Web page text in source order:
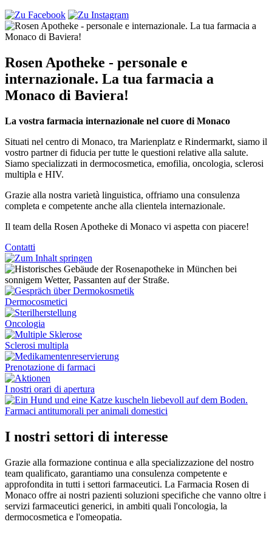
Rosen Apotheke - personale e
internazionale. La tua farmacia a
Monaco di Baviera!
La vostra farmacia internazionale nel cuore di Monaco
Situati nel centro di Monaco, tra Marienplatz e Rindermarkt, siamo il
vostro partner di fiducia per tutte le questioni relative alla salute.
Siamo specializzati in dermocosmetica, emofilia, oncologia, sclerosi
multipla e HIV.
Grazie alla nostra varietà linguistica, offriamo una consulenza
completa e competente anche alla clientela internazionale.
Il team della Rosen Apotheke di Monaco vi aspetta con piacere!
Contatti
Dermocosmetici
Oncologia
Sclerosi multipla
Prenotazione di farmaci
I nostri orari di apertura
Farmaci antitumorali per animali domestici
I nostri settori di interesse
Grazie alla formazione continua e alla specializzazione del nostro
team qualificato, garantiamo una consulenza competente e
approfondita in tutti i settori farmaceutici. La Farmacia Rosen di
Monaco offre ai nostri pazienti soluzioni specifiche che vanno oltre i
servizi farmaceutici generici, in ambiti quali l'oncologia, la
dermocosmetica e l'omeopatia.